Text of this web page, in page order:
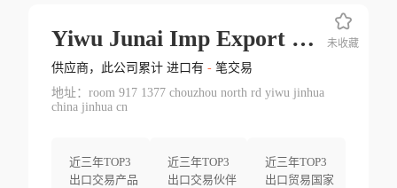
Yiwu Junai Imp Export Co.ltd.
供应商，此公司累计 进口有 -笔交易
地址：room 917 1377 chouzhou north rd yiwu jinhua
china jinhua cn
近三年TOP3
出口交易产品
近三年TOP3
出口交易伙伴
近三年TOP3
出口贸易国家
未收藏